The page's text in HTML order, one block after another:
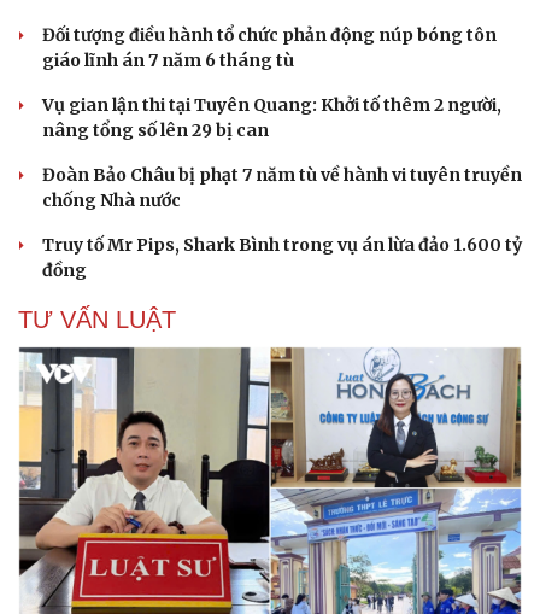
Cải chính
Đối tượng điều hành tổ chức phản động núp bóng tôn
giáo lĩnh án 7 năm 6 tháng tù
Vụ gian lận thi tại Tuyên Quang: Khởi tố thêm 2 người,
nâng tổng số lên 29 bị can
Đoàn Bảo Châu bị phạt 7 năm tù về hành vi tuyên truyền
chống Nhà nước
Truy tố Mr Pips, Shark Bình trong vụ án lừa đảo 1.600 tỷ
đồng
TƯ VẤN LUẬT